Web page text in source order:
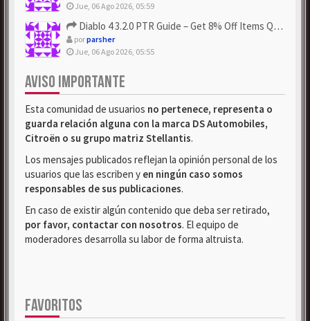
Jue, 06 Ago 2026, 05:59
Diablo 4 3.2.0 PTR Guide – Get 8% Off Items Quickly to Test ...
porparsher
Jue, 06 Ago 2026, 05:55
AVISO IMPORTANTE
Esta comunidad de usuarios no pertenece, representa o
guarda relación alguna con la marca DS Automobiles,
Citroën o su grupo matriz Stellantis.
Los mensajes publicados reflejan la opinión personal de los
usuarios que las escriben y en ningún caso somos
responsables de sus publicaciones.
En caso de existir algún contenido que deba ser retirado,
por favor, contactar con nosotros. El equipo de
moderadores desarrolla su labor de forma altruista.
FAVORITOS